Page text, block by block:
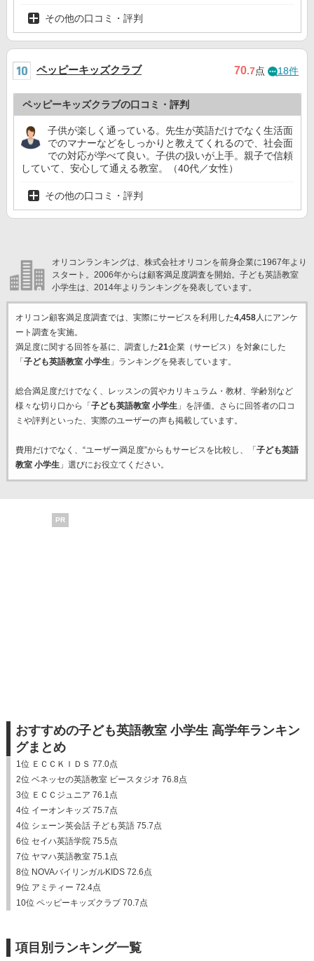
その他の口コミ・評判
ペッピーキッズクラブ 70.7点 18件
ペッピーキッズクラブの口コミ・評判
子供が楽しく通っている。先生が英語だけでなく生活面
でのマナーなどをしっかりと教えてくれるので、社会面
での対応が学べて良い。子供の扱いが上手。親子で信頼
していて、安心して通える教室。（40代／女性）
その他の口コミ・評判
オリコンランキングは、株式会社オリコンを前身企業に1967年より
スタート。2006年からは顧客満足度調査を開始。子ども英語教室
小学生は、2014年よりランキングを発表しています。
オリコン顧客満足度調査では、実際にサービスを利用した4,458人にアンケ
ート調査を実施。
満足度に関する回答を基に、調査した21企業（サービス）を対象にした
「子ども英語教室 小学生」ランキングを発表しています。
総合満足度だけでなく、レッスンの質やカリキュラム・教材、学齢別など
様々な切り口から「子ども英語教室 小学生」を評価。さらに回答者の口コ
ミや評判といった、実際のユーザーの声も掲載しています。
費用だけでなく、“ユーザー満足度”からもサービスを比較し、「子ども英語
教室 小学生」選びにお役立てください。
PR
おすすめの子ども英語教室 小学生 高学年ランキン
グまとめ
1位 ＥＣＣＫＩＤＳ 77.0点
2位 ベネッセの英語教室 ビースタジオ 76.8点
3位 ＥＣＣジュニア 76.1点
4位 イーオンキッズ 75.7点
4位 シェーン英会話 子ども英語 75.7点
6位 セイハ英語学院 75.5点
7位 ヤマハ英語教室 75.1点
8位 NOVAバイリンガルKIDS 72.6点
9位 アミティー 72.4点
10位 ペッピーキッズクラブ 70.7点
項目別ランキング一覧